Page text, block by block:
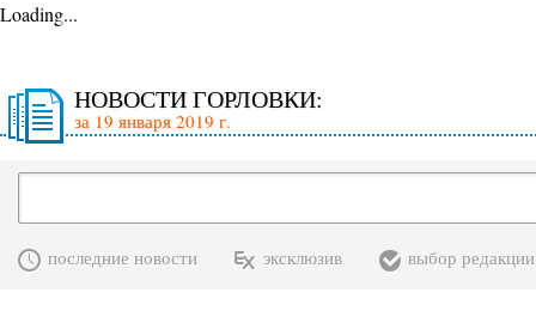
Loading...
НОВОСТИ ГОРЛОВКИ:
за 19 января 2019 г.
последние новости эксклюзив выбор редакции